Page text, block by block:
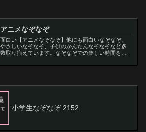
アニメなぞなぞ
面白い【アニメなぞなぞ】他にも面白いなぞなぞ、
やさしいなぞなぞ、子供のかんたんなぞなぞなど多
数取り揃えています。なぞなぞでの楽しい時間をお
小学生なぞなぞ 2152